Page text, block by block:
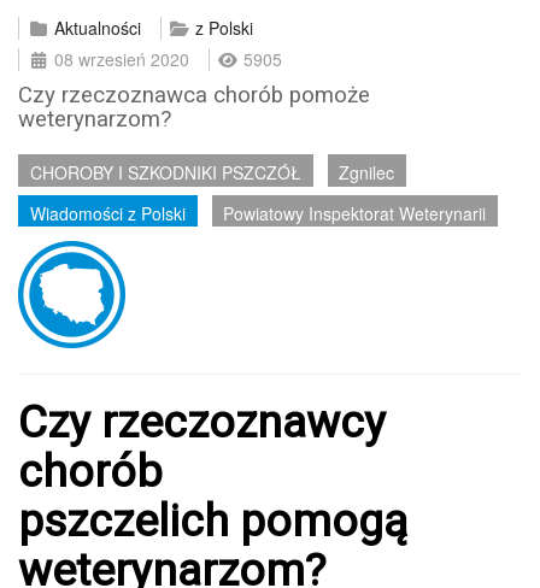
Aktualności
z Polski
08 wrzesień 2020
5905
Czy rzeczoznawca chorób pomoże
weterynarzom?
CHOROBY I SZKODNIKI PSZCZÓŁ
Zgnilec
Wiadomości z Polski
Powiatowy Inspektorat Weterynarii
Czy rzeczoznawcy
chorób
pszczelich pomogą
weterynarzom?